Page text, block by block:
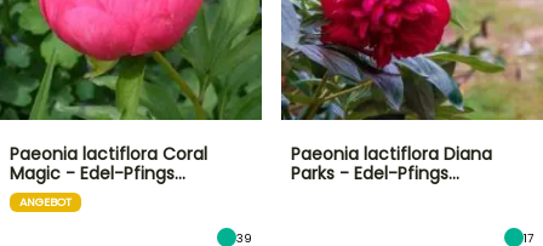
Paeonia lactiflora Coral
Magic - Edel-Pfings…
ANGEBOT
39
Paeonia lactiflora Diana
Parks - Edel-Pfings…
17